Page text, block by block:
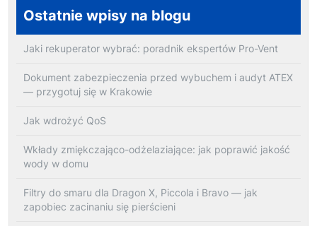
Ostatnie wpisy na blogu
Jaki rekuperator wybrać: poradnik ekspertów Pro-Vent
Dokument zabezpieczenia przed wybuchem i audyt ATEX
— przygotuj się w Krakowie
Jak wdrożyć QoS
Wkłady zmiękczająco-odżelaziające: jak poprawić jakość
wody w domu
Filtry do smaru dla Dragon X, Piccola i Bravo — jak
zapobiec zacinaniu się pierścieni